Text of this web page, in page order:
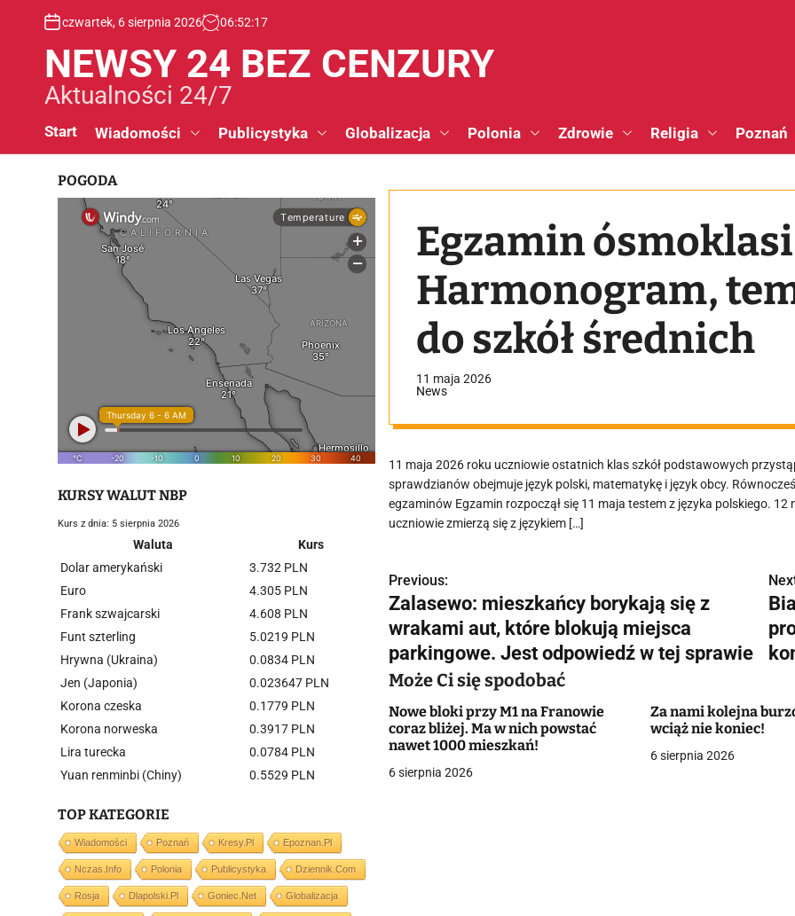
czwartek, 6 sierpnia 2026 06:52:18
NEWSY 24 BEZ CENZURY
Aktualności 24/7
Start Wiadomości Publicystyka Globalizacja Polonia Zdrowie Religia Poznań
Egzamin
Harmonogram,
do szkół średnich
11 maja 2026
News
11 maja 2026 roku uczniowie ostatnich klas szkół podstawowych
sprawdzianów obejmuje język polski, matematykę i język obcy.
egzaminów Egzamin rozpoczął się 11 maja testem z języka polskiego.
uczniowie zmierzą się z językiem […]
N
a
w
i
g
a
Previous:
Zalasewo: mieszkańcy borykają się z
wrakami aut, które blokują miejsca
parkingowe. Jest odpowiedź w tej sprawie
Może Ci się spodobać
Nowe bloki przy M1 na Franowie
coraz bliżej. Ma w nich powstać
nawet 1000 mieszkań!
6 sierpnia 2026
Za nami kolejna
wciąż nie koniec!
6 sierpnia 2026
POGODA
KURSY WALUT NBP
Kurs z dnia: 5 sierpnia 2026
Waluta
Kurs
Dolar amerykański
3.732 PLN
Euro
4.305 PLN
Frank szwajcarski
4.608 PLN
Funt szterling
5.0219 PLN
Hrywna (Ukraina)
0.0834 PLN
Jen (Japonia)
0.023647 PLN
Korona czeska
0.1779 PLN
Korona norweska
0.3917 PLN
Lira turecka
0.0784 PLN
Yuan renminbi (Chiny)
0.5529 PLN
TOP KATEGORIE
Wiadomości Poznań Kresy.pl Epoznan.pl
Nczas.info Polonia Publicystyka Dziennik.com
Rosja Dlapolski.pl Goniec.net Globalizacja